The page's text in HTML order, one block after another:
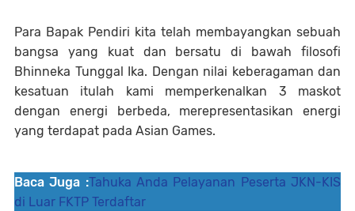
Para Bapak Pendiri kita telah membayangkan sebuah
bangsa yang kuat dan bersatu di bawah filosofi
Bhinneka Tunggal Ika. Dengan nilai keberagaman dan
kesatuan itulah kami memperkenalkan 3 maskot
dengan energi berbeda, merepresentasikan energi
yang terdapat pada Asian Games.
Baca Juga :Tahuka Anda Pelayanan Peserta JKN-KIS
di Luar FKTP Terdaftar